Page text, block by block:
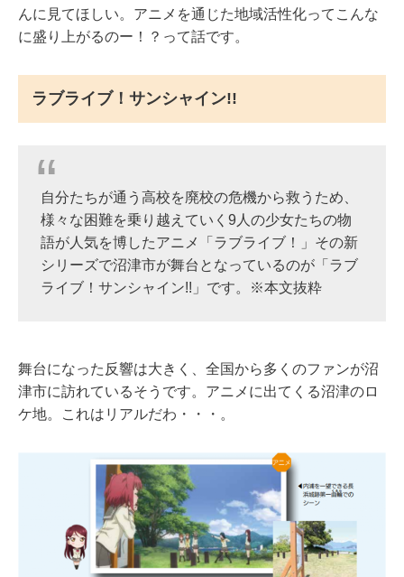
んに見てほしい。アニメを通じた地域活性化ってこんな
に盛り上がるのー！？って話です。
ラブライブ！サンシャイン!!
自分たちが通う高校を廃校の危機から救うため、
様々な困難を乗り越えていく9人の少女たちの物
語が人気を博したアニメ「ラブライブ！」その新
シリーズで沼津市が舞台となっているのが「ラブ
ライブ！サンシャイン!!」です。※本文抜粋
舞台になった反響は大きく、全国から多くのファンが沼
津市に訪れているそうです。アニメに出てくる沼津のロ
ケ地。これはリアルだわ・・・。